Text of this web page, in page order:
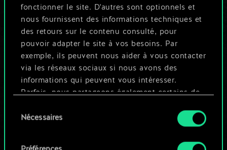
fonctionner le site. D'autres sont optionnels et
nous fournissent des informations techniques et
des retours sur le contenu consulté, pour
pouvoir adapter le site à vos besoins. Par
exemple, ils peuvent nous aider à vous contacter
via les réseaux sociaux si nous avons des
informations qui peuvent vous intéresser.
Parfois, nous partageons également certains de
ces cookies optionnels ne seront appliqués
duNécessaires
Nommer ce jeu et créer un guide
Modifier le jeu
OU
Parcourir les jeux de la communauté